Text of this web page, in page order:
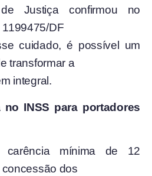
Justiça confirmou no
DF
cuidado, é possível um
transformar a
integral.
INSS para portadores
mínima de 12
dos